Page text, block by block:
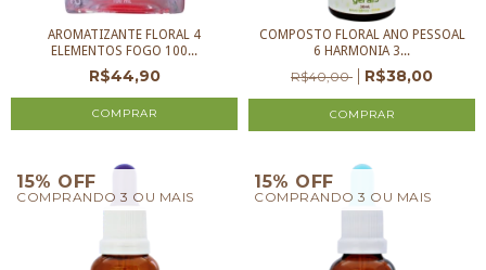
AROMATIZANTE FLORAL 4
ELEMENTOS FOGO 100...
R$44,90
COMPOSTO FLORAL ANO PESSOAL
6 HARMONIA 3...
R$40,00 R$38,00
15% OFF
COMPRANDO 3 OU MAIS
15% OFF
COMPRANDO 3 OU MAIS